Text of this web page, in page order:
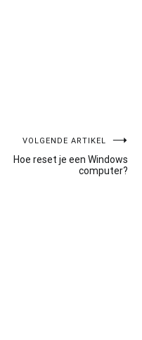
VOLGENDE ARTIKEL
Hoe reset je een Windows
computer?